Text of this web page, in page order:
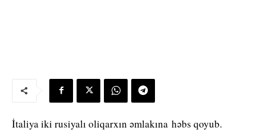
İtaliya iki rusiyalı oliqarxın əmlakına həbs qoyub.